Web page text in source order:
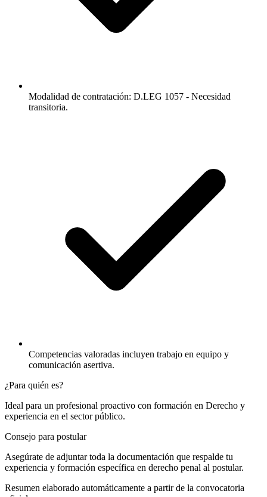
Modalidad de contratación: D.LEG 1057 - Necesidad
transitoria.
Competencias valoradas incluyen trabajo en equipo y
comunicación asertiva.
¿Para quién es?
Ideal para un profesional proactivo con formación en Derecho y
experiencia en el sector público.
Consejo para postular
Asegúrate de adjuntar toda la documentación que respalde tu
experiencia y formación específica en derecho penal al postular.
Resumen elaborado automáticamente a partir de la convocatoria